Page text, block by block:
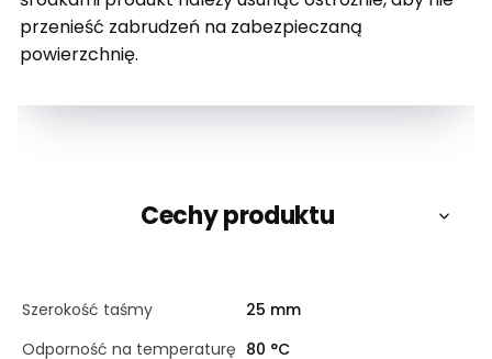
przenieść zabrudzeń na zabezpieczaną
powierzchnię.
Cechy produktu
Szerokość taśmy
25 mm
Odporność na temperaturę 80 °C